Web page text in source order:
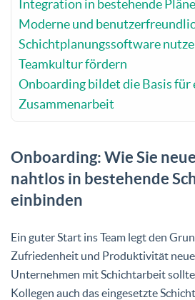
Integration in bestehende Pläne
Moderne und
Schichtplanungssoftware
Teamkultur fördern
Onboarding bildet die Basis für
Zusammenarbeit
Onboarding: Wie Sie
nahtlos in bestehende
einbinden
Ein guter Start ins Team legt den
Zufriedenheit und Produktivität
Unternehmen mit Schichtarbeit
Kollegen auch das eingesetzte